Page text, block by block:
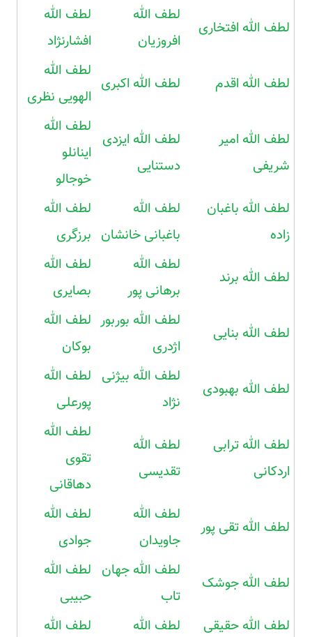
لطف الله افتخاری
لطف الله
افروزیان
لطف الله
افشارنژاد
لطف الله اقدم لطف الله اکبری
لطف الله
الهویی نظری
لطف الله امیر
شریفی
لطف الله ایزدی
دستنایی
لطف الله
اینانلو
خوجالو
لطف الله باغبان
زاده
لطف الله
باغبانی خانشان
لطف الله
برزگری
لطف الله برند
لطف الله
برهانی پور
لطف الله
بصایری
لطف الله بنایی
لطف الله بوربور
اژدری
لطف الله
بوکان
لطف الله بهبودی
لطف الله بیژنی
نژاد
لطف الله
پورعلی
لطف الله ترابی
اردکانی
لطف الله
تقدیسی
لطف الله
تقوی
دهاقانی
لطف الله تقی پور
لطف الله
جاویدان
لطف الله
جوادی
لطف الله جوشک
لطف الله جهان
تاب
لطف الله
حبیبی
لطف الله حقیقی
لطف الله
لطف الله